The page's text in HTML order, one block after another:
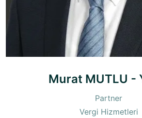
Murat MUTLU -
Partner
Vergi Hizmetleri